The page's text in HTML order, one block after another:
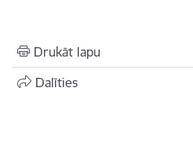
Drukāt lapu
Dalīties